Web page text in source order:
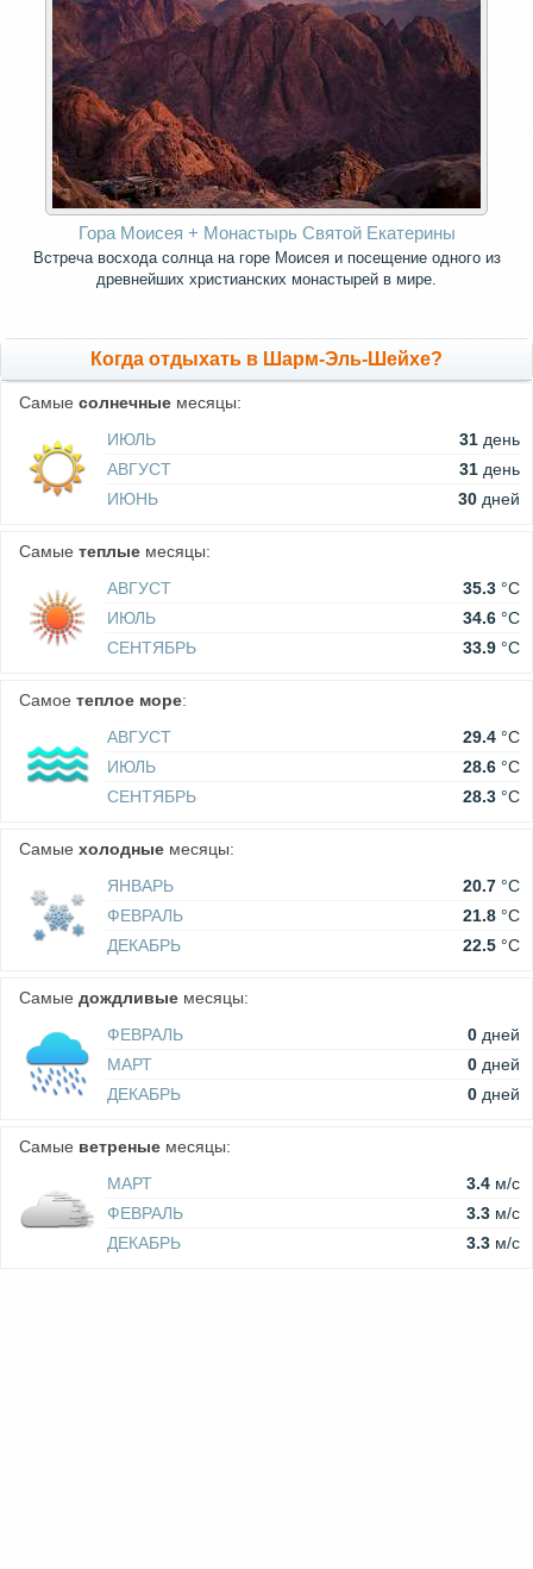
Гора Моисея + Монастырь Святой Екатерины
Встреча восхода солнца на горе Моисея и посещение одного из
древнейших христианских монастырей в мире.
Когда отдыхать в Шарм-Эль-Шейхе?
Самые солнечные месяцы:
ИЮЛЬ
31 день
АВГУСТ
31 день
ИЮНЬ
30 дней
Самые теплые месяцы:
АВГУСТ
35.3 °C
ИЮЛЬ
34.6 °C
СЕНТЯБРЬ
33.9 °C
Самое теплое море:
АВГУСТ
29.4 °C
ИЮЛЬ
28.6 °C
СЕНТЯБРЬ
28.3 °C
Самые холодные месяцы:
ЯНВАРЬ
20.7 °C
ФЕВРАЛЬ
21.8 °C
ДЕКАБРЬ
22.5 °C
Самые дождливые месяцы:
ФЕВРАЛЬ
0 дней
МАРТ
0 дней
ДЕКАБРЬ
0 дней
Самые ветреные месяцы:
МАРТ
3.4 м/c
ФЕВРАЛЬ
3.3 м/c
ДЕКАБРЬ
3.3 м/c